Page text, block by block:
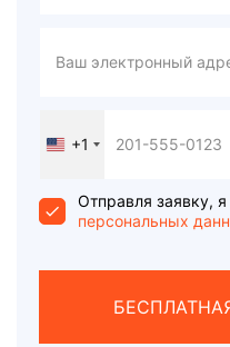
United
+1
+1
Отправля заявку,
персональных